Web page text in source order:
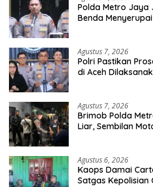
Polda Metro Jaya
Benda
Agustus 7, 2026
Polri Pastikan
di Aceh
Agustus 7, 2026
Brimob Polda
Liar, Sembilan
Agustus 6, 2026
Kaops Damai
Satgas Kepolisian